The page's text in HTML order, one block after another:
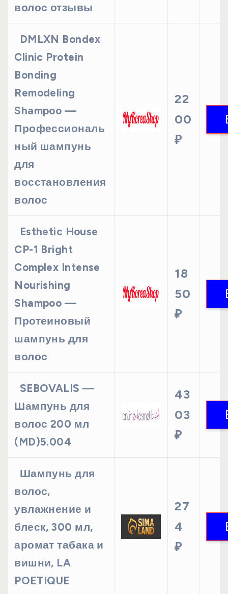
волос отзывы
DMLXN Bondex
Clinic Protein
Bonding
Remodeling
Shampoo —
Профессиональ
ный шампунь
для
восстановления
волос
22
00
₽
Esthetic House
CP-1 Bright
Complex Intense
Nourishing
Shampoo —
Протеиновый
шампунь для
волос
18
50
₽
SEBOVALIS —
Шампунь для
волос 200 мл
(MD)5.004
43
03
₽
Шампунь для
волос,
увлажнение и
блеск, 300 мл,
аромат табака и
вишни, LA
POETIQUE
27
4
₽